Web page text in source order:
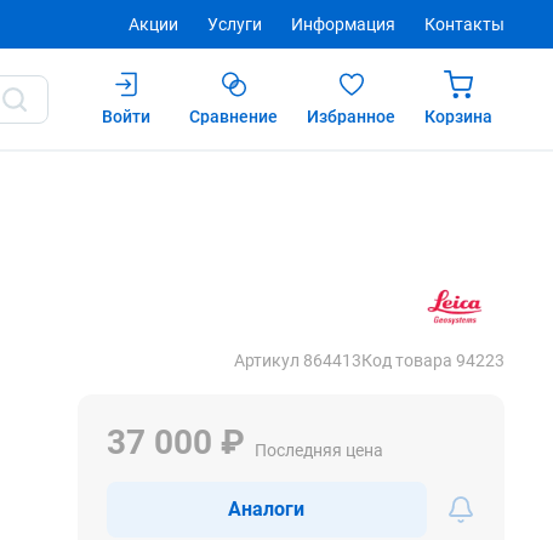
Акции Услуги Информация Контакты
Войти
Сравнение Избранное Корзина
Артикул 864413Код товара 94223
37 000 ₽ Последняя цена
Аналоги